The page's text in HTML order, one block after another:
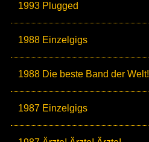
1993 Plugged
1988 Einzelgigs
1988 Die beste Band der Welt!
1987 Einzelgigs